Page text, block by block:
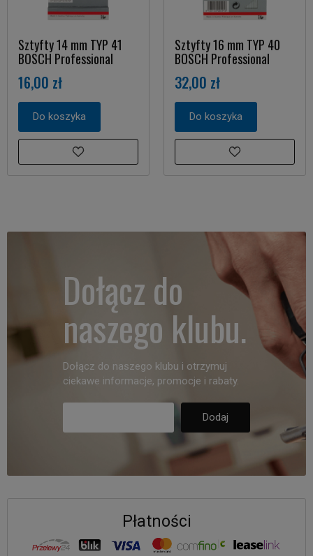
Sztyfty 14 mm TYP 41
BOSCH Professional
16,00 zł
Do koszyka
Sztyfty 16 mm TYP 40
BOSCH Professional
32,00 zł
Do koszyka
Dołącz do
naszego klubu.
Dołącz do naszego klubu i otrzymuj
ciekawe informacje, promocje i rabaty.
Płatności